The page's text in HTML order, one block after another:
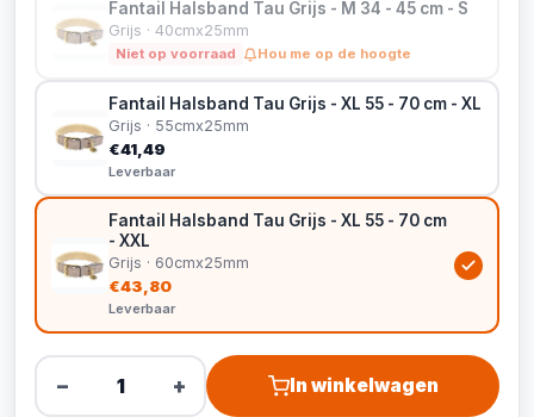
Fantail Halsband Tau Grijs - M 34 - 45 cm - S
Grijs · 40cmx25mm
Niet op voorraad Hou me op de hoogte
Fantail Halsband Tau Grijs - XL 55 - 70 cm - XL
Grijs · 55cmx25mm
€41,49
Leverbaar
Fantail Halsband Tau Grijs - XL 55 - 70 cm
- XXL
Grijs · 60cmx25mm
€43,80
Leverbaar
− + In winkelwagen